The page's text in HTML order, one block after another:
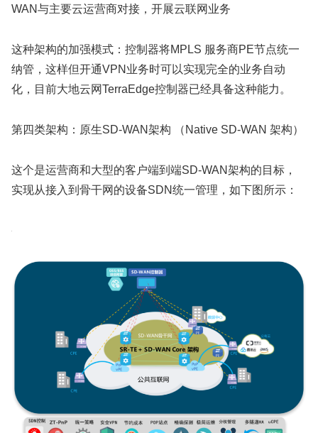
WAN与主要云运营商对接，开展云联网业务
这种架构的加强模式：控制器将MPLS 服务商PE节点统一
纳管，这样但开通VPN业务时可以实现完全的业务自动
化，目前大地云网TerraEdge控制器已经具备这种能力。
第四类架构：原生SD-WAN架构 （Native SD-WAN 架构）
这个是运营商和大型的客户端到端SD-WAN架构的目标，
实现从接入到骨干网的设备SDN统一管理，如下图所示：